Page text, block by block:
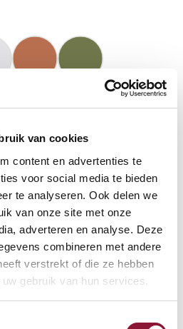
van cookies
content en advertenties te
voor social media te bieden
te analyseren. Ook delen we
van onze site met onze
adverteren en analyse. Deze
combineren met andere
verstrekt of die ze hebben
gebruik van hun services.